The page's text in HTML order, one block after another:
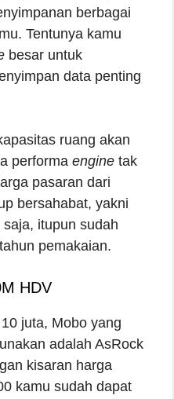
berbagai
Tentunya kamu
besar untuk
data penting
ruang akan
performa engine tak
pasaran dari
bersahabat, yakni
itupun sudah
pemakaian.
HDV
juta, Mobo yang
adalah AsRock
kisaran harga
kamu sudah dapat